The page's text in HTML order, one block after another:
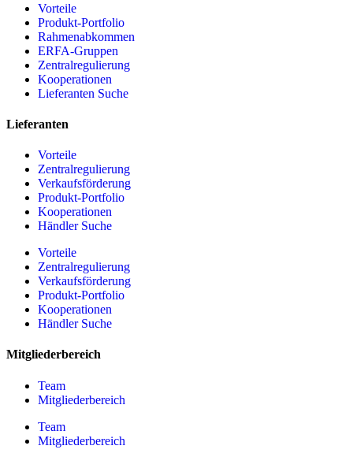
Vorteile
Produkt-Portfolio
Rahmenabkommen
ERFA-Gruppen
Zentralregulierung
Kooperationen
Lieferanten Suche
Lieferanten
Vorteile
Zentralregulierung
Verkaufsförderung
Produkt-Portfolio
Kooperationen
Händler Suche
Vorteile
Zentralregulierung
Verkaufsförderung
Produkt-Portfolio
Kooperationen
Händler Suche
Mitgliederbereich
Team
Mitgliederbereich
Team
Mitgliederbereich